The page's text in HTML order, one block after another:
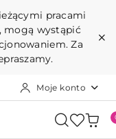
pracami
mogą wystąpić
Za
Moje konto